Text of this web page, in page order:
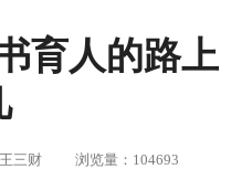
育人的路
王三财 浏览量：104693